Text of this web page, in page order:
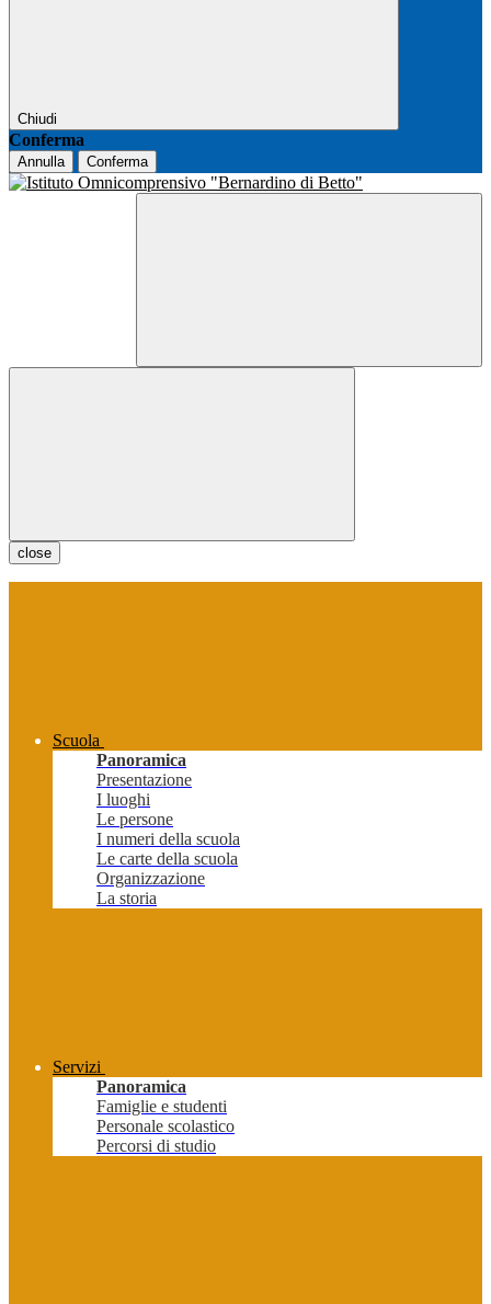
Chiudi
Conferma
Annulla Conferma
close
Scuola
Panoramica
Presentazione
I luoghi
Le persone
I numeri della scuola
Le carte della scuola
Organizzazione
La storia
Servizi
Panoramica
Famiglie e studenti
Personale scolastico
Percorsi di studio